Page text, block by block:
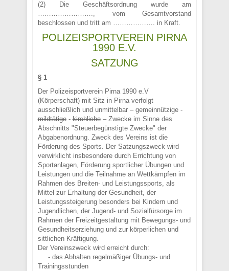
(2) Die Geschäftsordnung wurde am
……………………., vom Gesamtvorstand
beschlossen und tritt am ………………. in Kraft.
POLIZEISPORTVEREIN PIRNA
1990 E.V.
SATZUNG
§ 1
Der Polizeisportverein Pirna 1990 e.V
(Körperschaft) mit Sitz in Pirna verfolgt
ausschließlich und unmittelbar – gemeinnützige -
mildtätige-kirchliche– Zwecke im Sinne des
Abschnitts "Steuerbegünstigte Zwecke" der
Abgabenordnung. Zweck des Vereins ist die
Förderung des Sports. Der Satzungszweck wird
verwirklicht insbesondere durch Errichtung von
Sportanlagen, Förderung sportlicher Übungen und
Leistungen und die Teilnahme an Wettkämpfen im
Rahmen des Breiten- und Leistungssports, als
Mittel zur Erhaltung der Gesundheit, der
Leistungssteigerung besonders bei Kindern und
Jugendlichen, der Jugend- und Sozialfürsorge im
Rahmen der Freizeitgestaltung mit Bewegungs- und
Gesundheitserziehung und zur körperlichen und
sittlichen Kräftigung.
Der Vereinszweck wird erreicht durch:
- das Abhalten regelmäßiger Übungs- und
Trainingsstunden